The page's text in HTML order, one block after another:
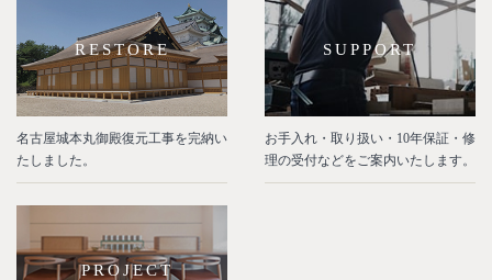
RESTORE
名古屋城本丸御殿復元工事を完納い
たしました。
SUPPORT
お手入れ・取り扱い・10年保証・修
理の受付などをご案内いたします。
PROJECT